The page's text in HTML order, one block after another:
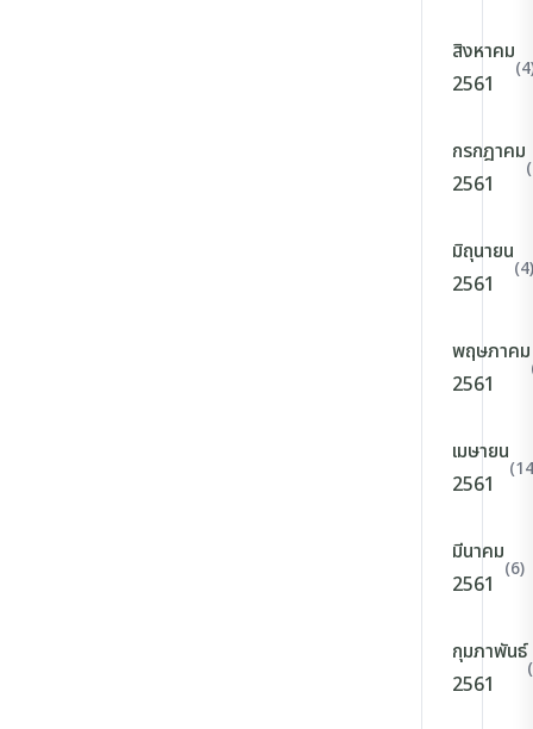
สิงหาคม
2561
กรกฎาคม
2561
มิถุนายน
2561
(4)
พฤษภาคม
2561
เมษายน
2561
มีนาคม
2561
(6)
กุมภาพันธ์
2561